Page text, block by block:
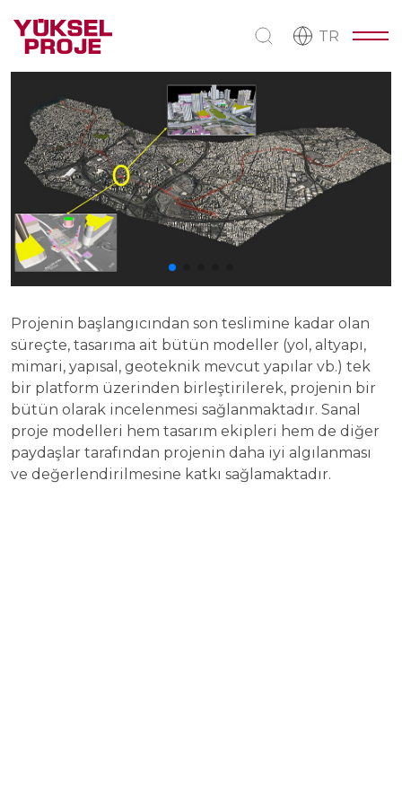
TR
Projenin başlangıcından son teslimine kadar olan
süreçte, tasarıma ait bütün modeller (yol, altyapı,
mimari, yapısal, geoteknik mevcut yapılar vb.) tek
bir platform üzerinden birleştirilerek, projenin bir
bütün olarak incelenmesi sağlanmaktadır. Sanal
proje modelleri hem tasarım ekipleri hem de diğer
paydaşlar tarafından projenin daha iyi algılanması
ve değerlendirilmesine katkı sağlamaktadır.